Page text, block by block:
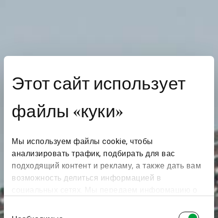
Этот сайт использует
файлы «куки»
Мы используем файлы cookie, чтобы
анализировать трафик, подбирать для вас
подходящий контент и рекламу, а также дать вам
возможность делиться информацией в
социальным сетям и компаниям, занимающимся
Выбор